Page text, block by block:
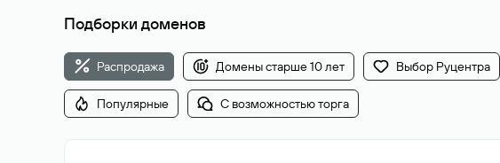
Подборки доменов
Распродажа Домены старше 10 лет Выбор Руцентра
Популярные С возможностью торга